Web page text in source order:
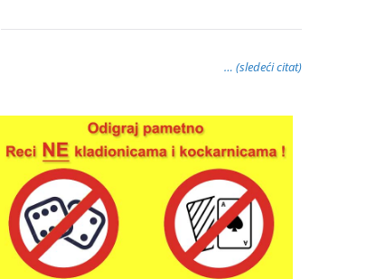
… (sledeći citat)